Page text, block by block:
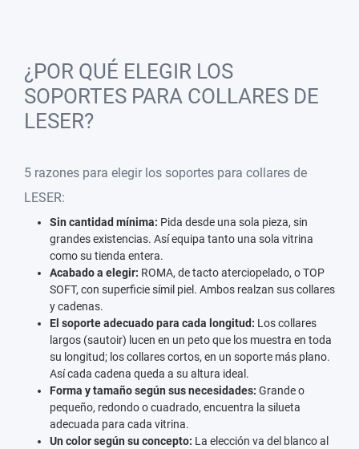
¿POR QUÉ ELEGIR LOS
SOPORTES PARA COLLARES DE
LESER?
5 razones para elegir los soportes para collares de
LESER:
Sin cantidad mínima: Pida desde una sola pieza, sin
grandes existencias. Así equipa tanto una sola vitrina
como su tienda entera.
Acabado a elegir: ROMA, de tacto aterciopelado, o TOP
SOFT, con superficie símil piel. Ambos realzan sus collares
y cadenas.
El soporte adecuado para cada longitud: Los collares
largos (sautoir) lucen en un peto que los muestra en toda
su longitud; los collares cortos, en un soporte más plano.
Así cada cadena queda a su altura ideal.
Forma y tamaño según sus necesidades: Grande o
pequeño, redondo o cuadrado, encuentra la silueta
adecuada para cada vitrina.
Un color según su concepto: La elección va del blanco al